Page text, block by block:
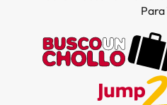
Para